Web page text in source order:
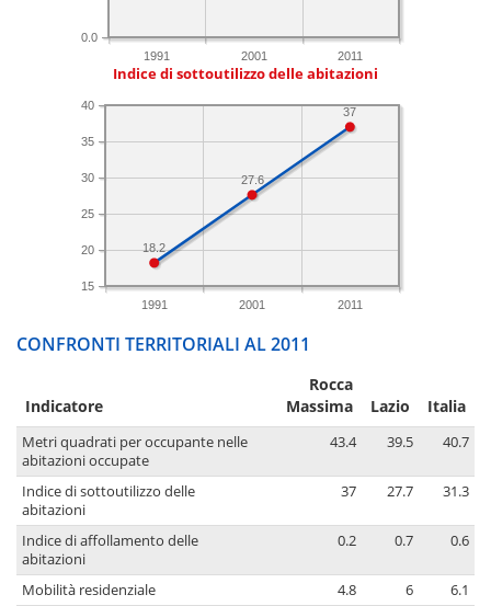
1991 2001 2011
0.0
Indice di sottoutilizzo delle abitazioni
1991 2001 2011
15
20
25
30
35
40
37
27.6
18.2
CONFRONTI TERRITORIALI AL 2011
Indicatore
Rocca
Massima
Lazio Italia
Metri quadrati per occupante nelle
abitazioni occupate
43.4 39.5 40.7
Indice di sottoutilizzo delle
abitazioni
37 27.7 31.3
Indice di affollamento delle
abitazioni
0.2 0.7 0.6
Mobilità residenziale 4.8 6 6.1